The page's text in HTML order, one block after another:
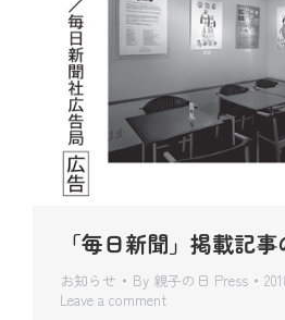
「毎日新聞」掲載記
お知らせ By 親子の日 Press
Leave a comment